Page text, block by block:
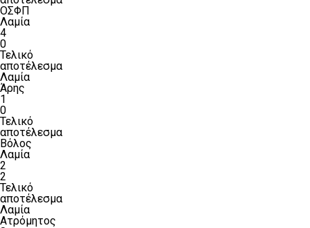
ΟΣΦΠ
Λαμία
4
0
Τελικό
αποτέλεσμα
Λαμία
Άρης
1
0
Τελικό
αποτέλεσμα
Βόλος
Λαμία
2
2
Τελικό
αποτέλεσμα
Λαμία
Ατρόμητος